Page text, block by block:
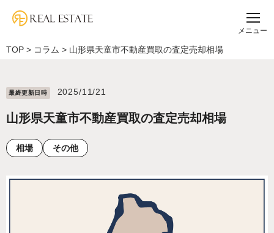
メニュー
TOP > コラム > 山形県天童市不動産買取の査定売却相場
最終更新⽇時 2025/11/21
山形県天童市不動産買取の査定売却相場
相場 その他